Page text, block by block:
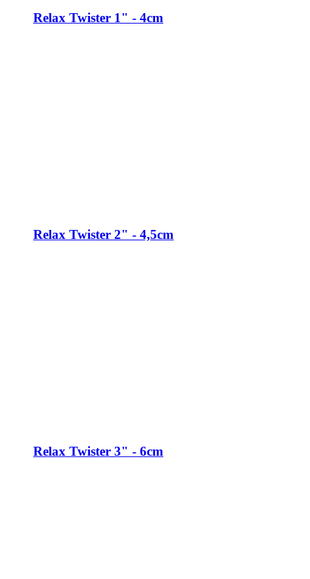
Relax Twister 1" - 4cm
Relax Twister 2" - 4,5cm
Relax Twister 3" - 6cm